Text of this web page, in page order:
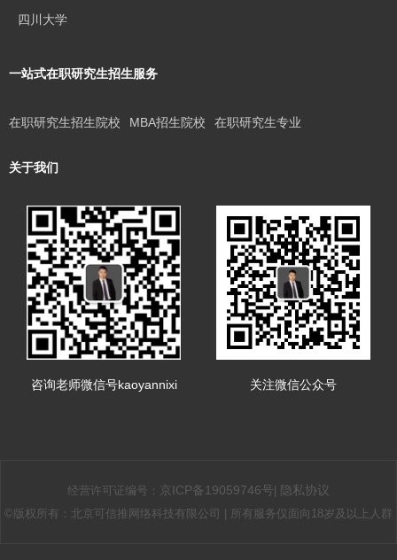
四川大学
一站式在职研究生招生服务
在职研究生招生院校 MBA招生院校 在职研究生专业
关于我们
咨询老师微信号kaoyannixi 关注微信公众号
经营许可证编号： 京ICP备19059746号 隐私协议
©版权所有：北京可信推网络科技有限公司 | 所有服务仅面向18岁及以上人群